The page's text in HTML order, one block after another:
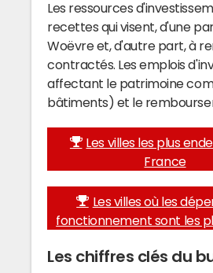
Les ressources
recettes qui visent, d'une
Woëvre et, d'autre part, à
contractés. Les emplois
affectant le patrimoine
bâtiments) et le
Les villes les plus
France
Les villes où les
fonctionnement sont les
Les chiffres clés du